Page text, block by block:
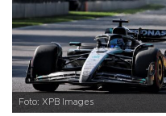
Foto: XPB Images